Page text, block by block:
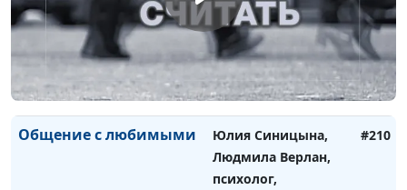
Уступка и прощение
Юлия Синицына,
Людмила Верлан,
психолог, семейный
консультант
#211
Общение с любимыми
Юлия Синицына,
Людмила Верлан,
психолог,
#210